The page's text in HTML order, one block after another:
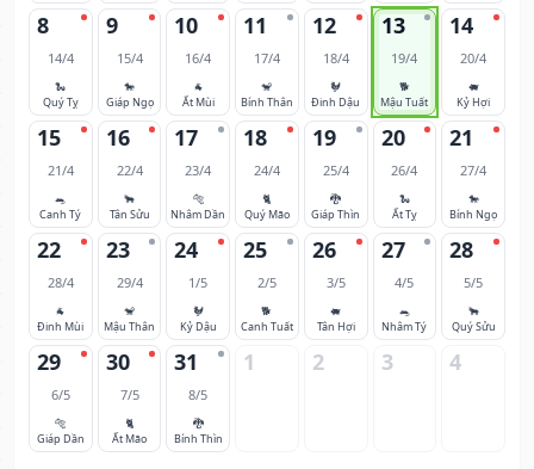
8
14/4
🐍
Quý Tỵ
9
15/4
🐎
Giáp Ngọ
10
16/4
🐐
Ất Mùi
11
17/4
🐒
Bính Thân
12
18/4
🐓
Đinh Dậu
13
19/4
🐕
Mậu Tuất
14
20/4
🐖
Kỷ Hợi
15
21/4
🐀
Canh Tý
16
22/4
🐂
Tân Sửu
17
23/4
🐅
Nhâm Dần
18
24/4
🐈
Quý Mão
19
25/4
🐉
Giáp Thìn
20
26/4
🐍
Ất Tỵ
21
27/4
🐎
Bính Ngọ
22
28/4
🐐
Đinh Mùi
23
29/4
🐒
Mậu Thân
24
1/5
🐓
Kỷ Dậu
25
2/5
🐕
Canh Tuất
26
3/5
🐖
Tân Hợi
27
4/5
🐀
Nhâm Tý
28
5/5
🐂
Quý Sửu
29
6/5
🐅
Giáp Dần
30
7/5
🐈
Ất Mão
31
8/5
🐉
Bính Thìn
1 2 3 4